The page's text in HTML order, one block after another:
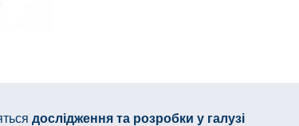
дослідження та розробки у галузі